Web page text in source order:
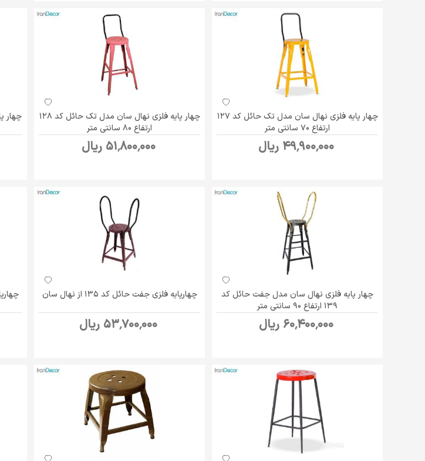
چهار پایه فلزی نهال سان مدل تک حائل کد 127
ارتفاع 70 سانتی متر
49٬900٬000 ریال
چهار پایه فلزی نهال سان مدل تک حائل کد 128
ارتفاع 80 سانتی متر
51٬800٬000 ریال
چهار پایه فلزی نهال سان مدل جفت حائل کد
139 ارتفاع 90 سانتی متر
60٬400٬000 ریال
چهارپایه فلزی جفت حائل کد 135 از نهال سان
53٬700٬000 ریال